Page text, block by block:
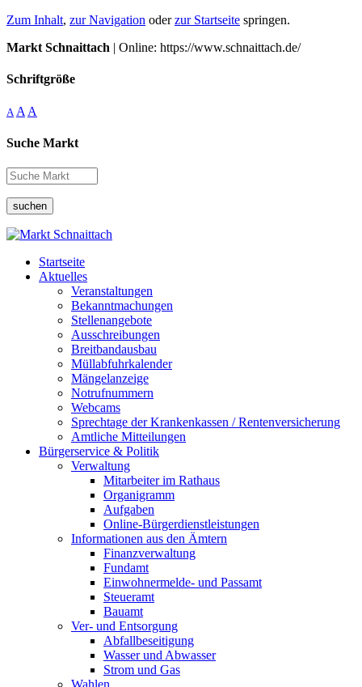
Zum Inhalt, zur Navigation oderzur Startseite springen.
Markt Schnaittach | Online: https://www.schnaittach.de/
Schriftgröße
A A A
Suche Markt
suchen
Startseite
Aktuelles
Veranstaltungen
Bekanntmachungen
Stellenangebote
Ausschreibungen
Breitbandausbau
Müllabfuhrkalender
Mängelanzeige
Notrufnummern
Webcams
Sprechtage der Krankenkassen / Rentenversicherung
Amtliche Mitteilungen
Bürgerservice & Politik
Verwaltung
Mitarbeiter im Rathaus
Organigramm
Aufgaben
Online-Bürgerdienstleistungen
Informationen aus den Ämtern
Finanzverwaltung
Fundamt
Einwohnermelde- und Passamt
Steueramt
Bauamt
Ver- und Entsorgung
Abfallbeseitigung
Wasser und Abwasser
Strom und Gas
Wahlen